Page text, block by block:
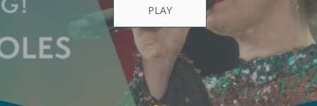
Gama completa de produtos e soluções.
MAIS DETALHES